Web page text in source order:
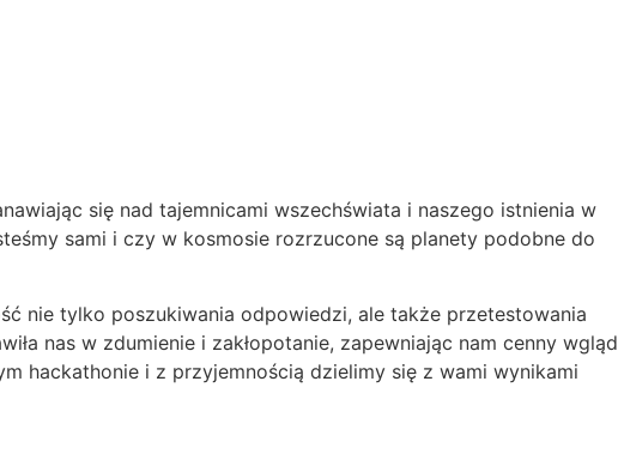
się nad tajemnicami wszechświata i naszego istnienia w
sami i czy w kosmosie rozrzucone są planety podobne do
nie tylko poszukiwania odpowiedzi, ale także przetestowania
nas w zdumienie i zakłopotanie, zapewniając nam cenny wgląd
hackathonie i z przyjemnością dzielimy się z wami wynikami